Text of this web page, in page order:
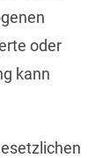
oder
kann